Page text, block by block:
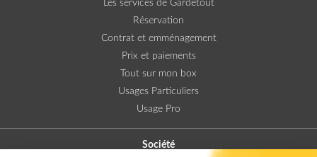
Les services de Gardetout
Réservation
Contrat et emménagement
Prix et paiements
Tout sur mon box
Usages Particuliers
Usage Pro
Société